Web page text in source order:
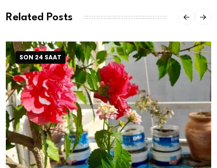
Related Posts
SON 24 SAAT